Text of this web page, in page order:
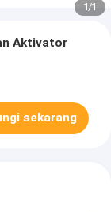
1/1
Aktivator
sekarang